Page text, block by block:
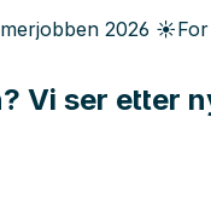
2026 ☀️
Vi ser etter